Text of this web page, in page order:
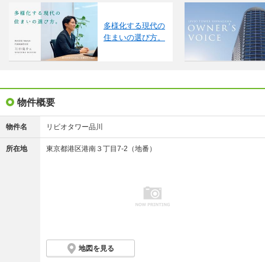
※ＣＧ合成の画像の場合、実際とは多少異なる場合があります。
※写真に写っている、またはパース（絵）や間取り図に描かれている家具や車などは、特にコ
メントがない場合、販売価格に含まれません。
※完成後１年以上を経過した未入居物件が掲載される場合があります。ご了承ください。
※掲載の省エネ性能ラベル内の物件・住棟・号室名称については最新のものに変更されている
場合があります。
※概要のエネルギー消費性能、断熱性能、目安光熱費については、表示している省エネ性能ラ
ベルによってデータの内容が異なります。販売戸数が複数の住棟ラベル、または住戸ラベルの
※地図上に表示される物件の位置は付近住所に所在することを表すものであり、実際の物件所
※地図の更新タイミングの関係で、物件情報が実際のものとは異なる場合や最新情報に更新さ
月）したものにCG加工したもので実際とは多少異なります。また、現地からの眺望とは多少異
なります。なお、外観形状の細部、設備機器等につきましては表現しておりません。眺望・周
辺環境は変わる可能性があり、将来にわたって保証されるものではありません。
※2：掲載の完成予想CGは、計画段階の図面を基に描き起こしたもので、形状・色彩・外構・
樹する樹形・枝ぶり・葉や色合い等が異なる場合があります。尚、竣工時には完成予想CG程度
※3：JR「品川」駅を最寄りとした超高層タワーマンション（30階建て以上）において15年ぶ
※5：掲載の現地周辺の航空写真(2023年４月撮影)は、一部CG処理を施したもので、実際とは
多様化する現代の
住まいの選び方。
物件概要
物件名 リビオタワー品川
所在地 東京都港区港南３丁目7-2（地番）
地図を見る